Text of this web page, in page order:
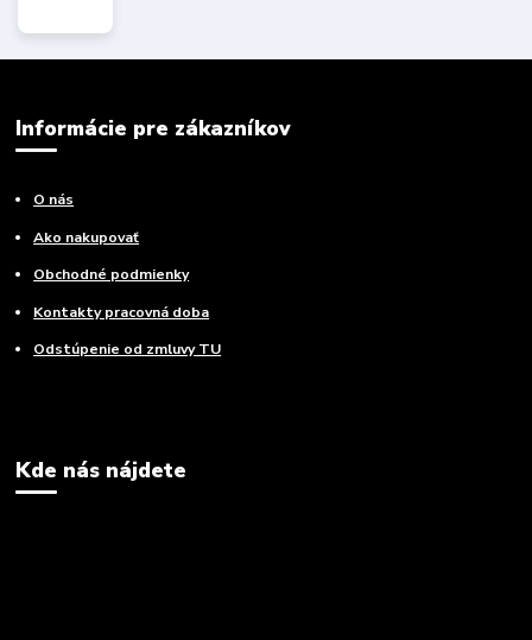
Informácie pre zákazníkov
O nás
Ako nakupovať
Obchodné podmienky
Kontakty pracovná doba
Odstúpenie od zmluvy TU
Kde nás nájdete